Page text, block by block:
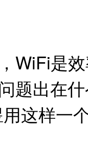
是效
题出在
这样一